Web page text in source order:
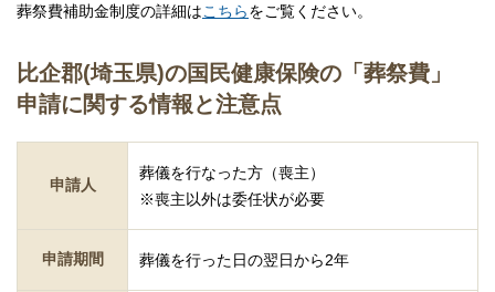
葬祭費補助金制度の詳細はこちらをご覧ください。
比企郡(埼玉県)の国民健康保険の「葬祭費」
申請に関する情報と注意点
申請人
葬儀を行なった方（喪主）
※喪主以外は委任状が必要
申請期間 葬儀を行った日の翌日から2年